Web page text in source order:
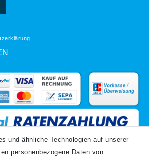
und ähnliche Technologien auf unserer
personenbezogene Daten von